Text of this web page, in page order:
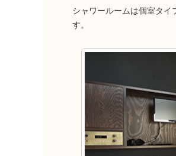
シャワールームは個室タイ
す。